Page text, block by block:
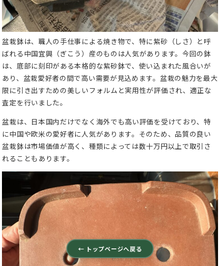
盆栽鉢は、職人の手仕事による焼き物で、特に紫砂（しさ）と呼
ばれる中国宜興（ぎこう）産のものは人気があります。今回の鉢
は、底部に刻印がある本格的な紫砂鉢で、使い込まれた風合いが
あり、盆栽愛好者の間で高い需要が見込めます。盆栽の魅力を最大
限に引き出すための美しいフォルムと実用性が評価され、適正な
査定を行いました。
盆栽は、日本国内だけでなく海外でも高い評価を受けており、特
に中国や欧米の愛好者に人気があります。そのため、品質の良い
盆栽鉢は市場価値が高く、種類によっては数十万円以上で取引さ
れることもあります。
← トップページへ戻る